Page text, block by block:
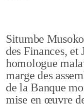
Situmbe
des Finances, et
homologue
marge des
de la Banque
mise en œuvre